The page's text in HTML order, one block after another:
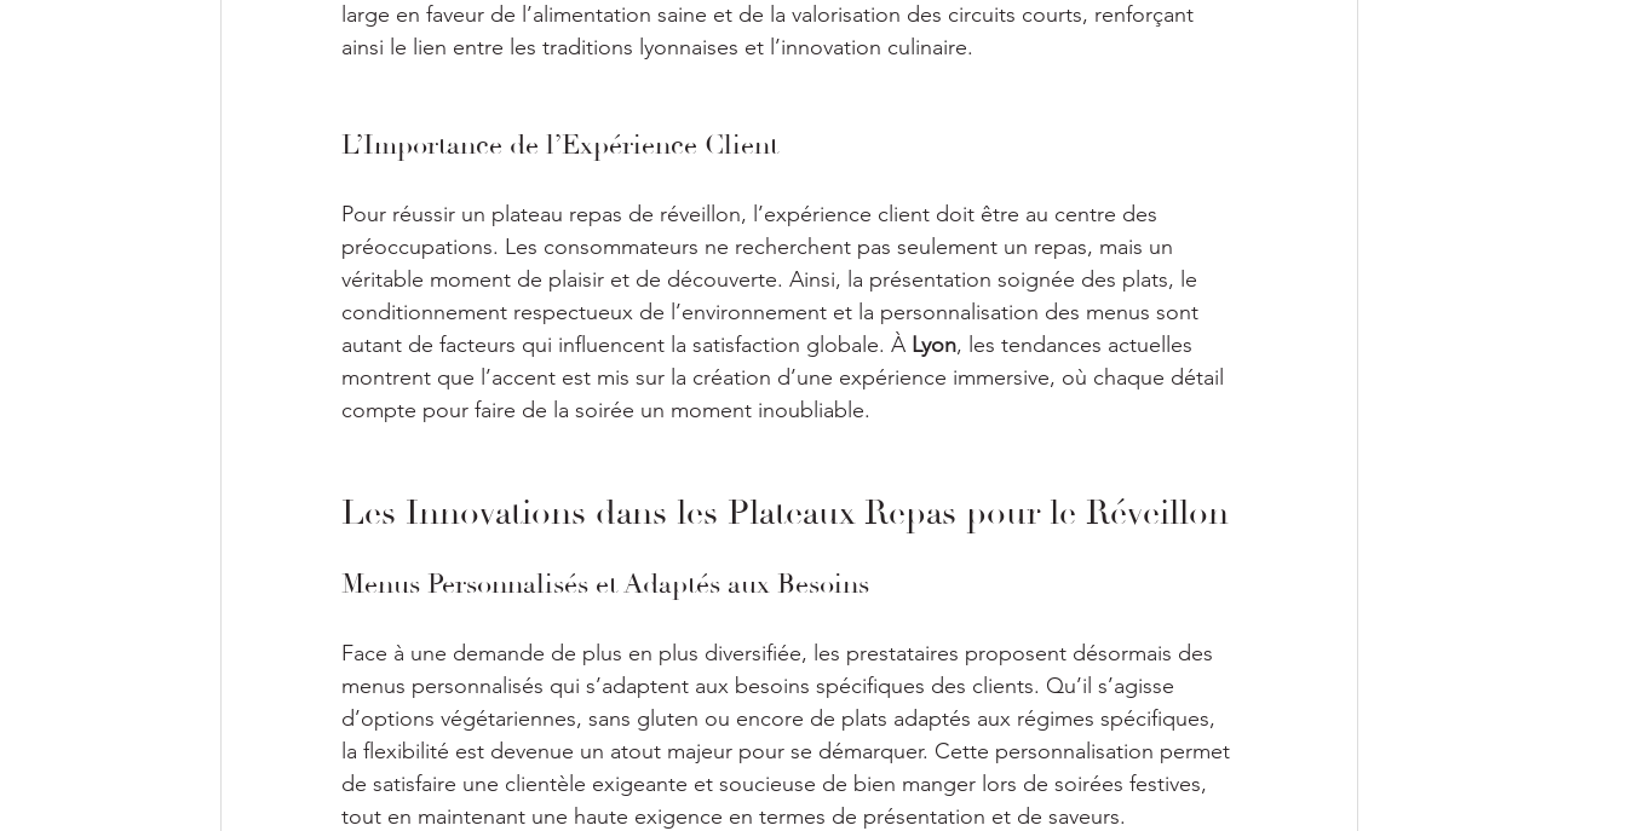
large en faveur de l’alimentation saine et de la valorisation des circuits courts, renforçant
ainsi le lien entre les traditions lyonnaises et l’innovation culinaire.
L’Importance de l’Expérience Client
Pour réussir un plateau repas de réveillon, l’expérience client doit être au centre des
préoccupations. Les consommateurs ne recherchent pas seulement un repas, mais un
véritable moment de plaisir et de découverte. Ainsi, la présentation soignée des plats, le
conditionnement respectueux de l’environnement et la personnalisation des menus sont
autant de facteurs qui influencent la satisfaction globale. À Lyon, les tendances actuelles
montrent que l’accent est mis sur la création d’une expérience immersive, où chaque détail
compte pour faire de la soirée un moment inoubliable.
Les Innovations dans les Plateaux Repas pour le Réveillon
Menus Personnalisés et Adaptés aux Besoins
Face à une demande de plus en plus diversifiée, les prestataires proposent désormais des
menus personnalisés qui s’adaptent aux besoins spécifiques des clients. Qu’il s’agisse
d’options végétariennes, sans gluten ou encore de plats adaptés aux régimes spécifiques,
la flexibilité est devenue un atout majeur pour se démarquer. Cette personnalisation permet
de satisfaire une clientèle exigeante et soucieuse de bien manger lors de soirées festives,
tout en maintenant une haute exigence en termes de présentation et de saveurs.